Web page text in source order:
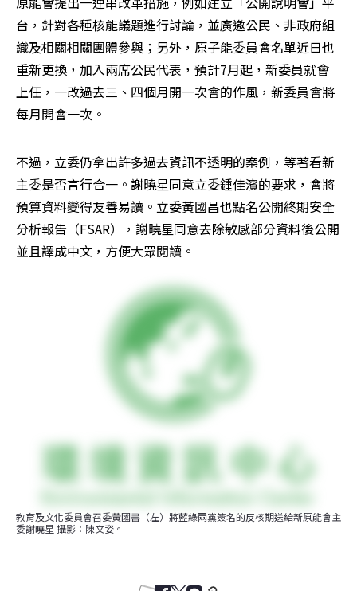
台，針對各種核能議題進行討論，並廣邀公民、非政府組
織及相關相關團體參與；另外，原子能委員會名單近日也
重新更換，加入兩席公民代表，預計7月起，新委員就會
上任，一改過去三、四個月開一次會的作風，新委員會將
每月開會一次。
不過，立委仍拿出許多過去資訊不透明的案例，等著看新
主委是否言行合一。謝曉星同意立委鍾佳濱的要求，會將
預算資料變得友善易讀。立委黃國昌也點名公開終期安全
分析報告（FSAR），謝曉星同意去除敏感部分資料後公開
並且譯成中文，方便大眾閱讀。
教育及文化委員會召委黃國書（左）將藍綠兩黨簽名的反核期送給新原能會主
委謝曉星 攝影：陳文姿。